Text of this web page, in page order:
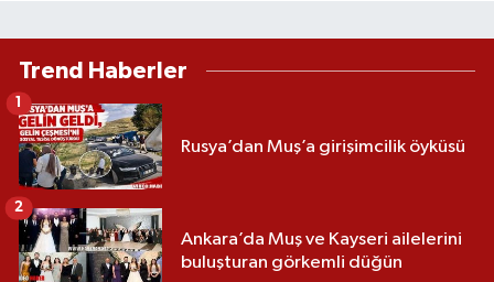
Trend Haberler
Rusya’dan Muş’a girişimcilik öyküsü
Ankara’da Muş ve Kayseri ailelerini
buluşturan görkemli düğün
2